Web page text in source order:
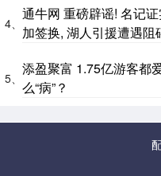
4、
通牛网 重磅辟谣! 名记
加签换, 湖人引援遭遇阻
5、
添盈聚富 1.75亿游客都
么“病”？